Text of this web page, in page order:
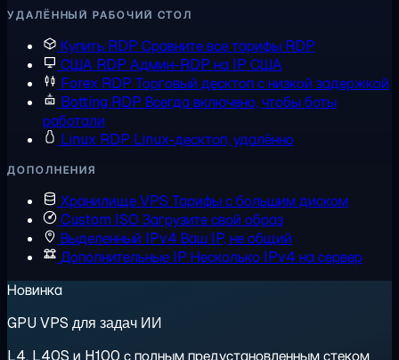
УДАЛЁННЫЙ РАБОЧИЙ СТОЛ
Купить RDP Сравните все тарифы RDP
США RDP Админ-RDP на IP США
Forex RDP Торговый десктоп с низкой задержкой
Botting RDP Всегда включено, чтобы боты
работали
Linux RDP Linux-десктоп, удалённо
ДОПОЛНЕНИЯ
Хранилище VPS Тарифы с большим диском
Custom ISO Загрузите свой образ
Выделенный IPv4 Ваш IP, не общий
Дополнительные IP Несколько IPv4 на сервер
Новинка
GPU VPS для задач ИИ
L4, L40S и H100 с полным предустановленным стеком